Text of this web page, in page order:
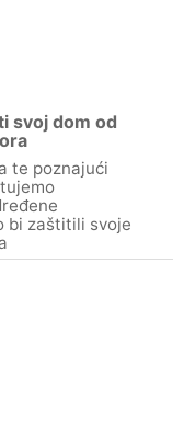
svoj dom od
te poznajući
bi zaštitili svoje